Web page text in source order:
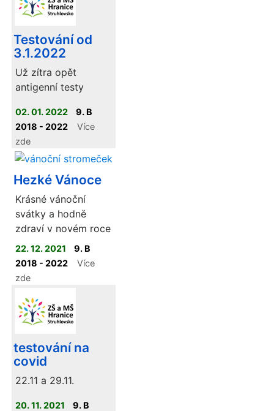
Testování od
3.1.2022
Už zítra opět
antigenní testy
02. 01. 2022
9. B
2018 - 2022
Více
zde
Hezké Vánoce
Krásné vánoční
svátky a hodně
zdraví v novém roce
22. 12. 2021
9. B
2018 - 2022
Více
zde
testování na
covid
22.11 a 29.11.
20. 11. 2021
9. B